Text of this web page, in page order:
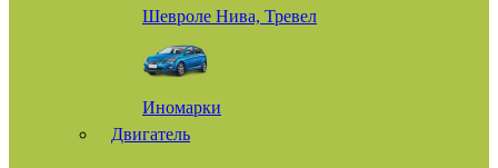
Шевроле Нива, Тревел
Иномарки
Двигатель